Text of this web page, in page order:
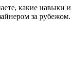
какие навыки
за рубежом.